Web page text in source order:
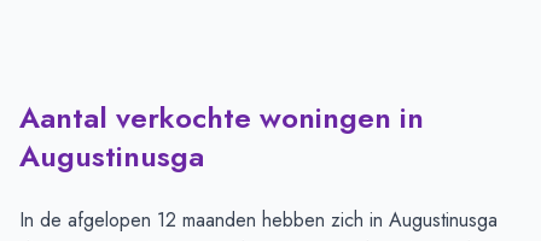
Aantal verkochte woningen in
Augustinusga
In de afgelopen 12 maanden hebben zich in Augustinusga